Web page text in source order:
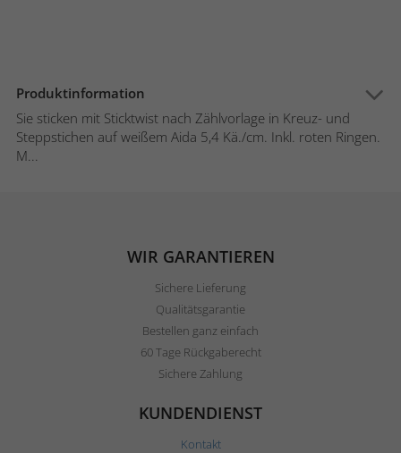
Produktinformation
Sie sticken mit Sticktwist nach Zählvorlage in Kreuz- und
Steppstichen auf weißem Aida 5,4 Kä./cm. Inkl. roten Ringen.
M...
WIR GARANTIEREN
Sichere Lieferung
Qualitätsgarantie
Bestellen ganz einfach
60 Tage Rückgaberecht
Sichere Zahlung
KUNDENDIENST
Kontakt